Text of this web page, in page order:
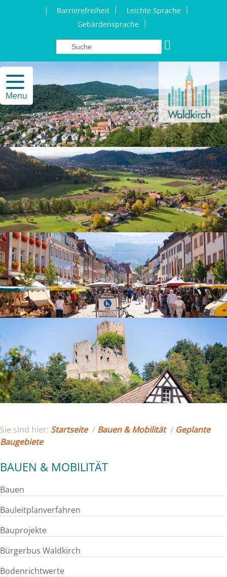
| Barrierefreiheit | Leichte Sprache |
Gebärdensprache |
Menu
Sie sind hier: Startseite / Bauen & Mobilität / Geplante
Baugebiete
BAUEN & MOBILITÄT
Bauen
Bauleitplanverfahren
Bauprojekte
Bürgerbus Waldkirch
Bodenrichtwerte